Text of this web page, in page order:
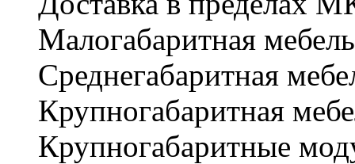
Малогабаритная
Cреднегабаритная
Крупногабаритная
Крупногабаритные